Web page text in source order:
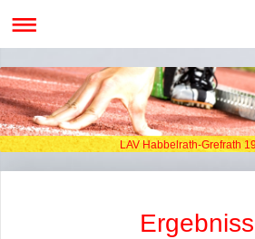
LAV Habbelrath-Grefrath